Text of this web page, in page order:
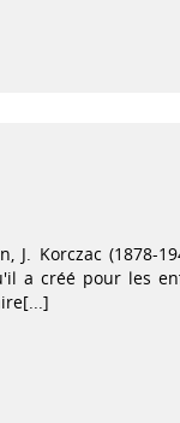
J. Korczac (1878-
a créé pour les